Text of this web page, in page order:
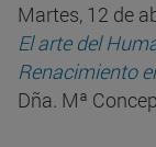
Martes, 12 de
El arte del
Renacimiento
Dña. Mª